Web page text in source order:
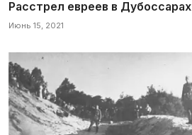
Расстрел евреев в Дубоссарах
Июнь 15, 2021